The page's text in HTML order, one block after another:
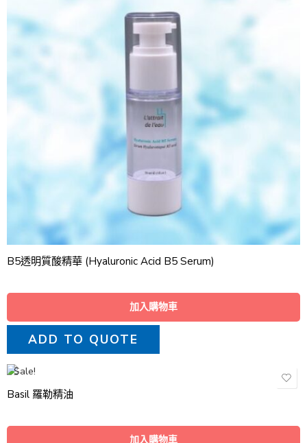
B5透明質酸精華 (Hyaluronic Acid B5 Serum)
加入購物車
ADD TO QUOTE
Sale!
Basil 羅勒精油
加入購物車